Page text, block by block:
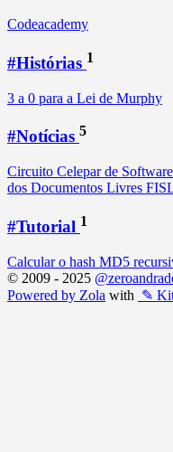
Codeacademy
#Histórias 1
3 a 0 para a Lei de Murphy
#Notícias 5
Circuito Celepar de
dos Documentos Livres
#Tutorial 1
Calcular o hash MD5
© 2009 - 2025
Powered by Zola with ✎